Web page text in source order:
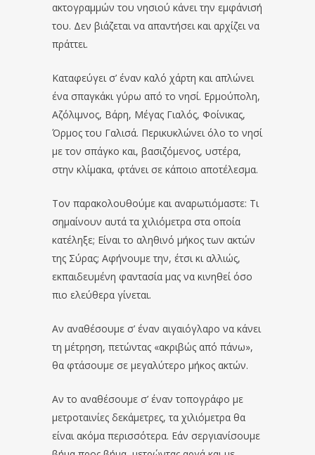
ακτογραμμών του νησιού κάνει την εμφάνισή
του. Δεν βιάζεται να απαντήσει και αρχίζει να
πράττει.
Καταφεύγει σ’ έναν καλό χάρτη και απλώνει
ένα σπαγκάκι γύρω από το νησί. Ερμούπολη,
Αζόλιμνος, Βάρη, Μέγας Γιαλός, Φοίνικας,
Όρμος του Γαλισά. Περικυκλώνει όλο το νησί
με τον σπάγκο και, βασιζόμενος, υστέρα,
στην κλίμακα, φτάνει σε κάποιο αποτέλεσμα.
Τον παρακολουθούμε και αναρωτιόμαστε: Τι
σημαίνουν αυτά τα χιλιόμετρα στα οποία
κατέληξε; Είναι το αληθινό μήκος των ακτών
της Σύρας; Αφήνουμε την, έτσι κι αλλιώς,
εκπαιδευμένη φαντασία μας να κινηθεί όσο
πιο ελεύθερα γίνεται.
Αν αναθέσουμε σ’ έναν αιγαιόγλαρο να κάνει
τη μέτρηση, πετώντας «ακριβώς από πάνω»,
θα φτάσουμε σε μεγαλύτερο μήκος ακτών.
Αν το αναθέσουμε σ’ έναν τοπογράφο με
μετροταινίες δεκάμετρες, τα χιλιόμετρα θα
είναι ακόμα περισσότερα. Εάν σεργιανίσουμε